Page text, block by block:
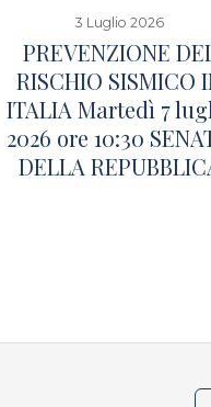
3 Luglio 2026
PREVENZIONE
RISCHIO SISMICO
ITALIA Martedì 7
2026 ore 10:30
DELLA